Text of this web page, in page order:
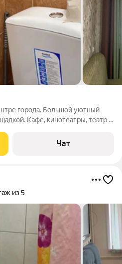
города. Большой уютный
Кафе, кинотеатры, театр ,
все необходимое для
утюг,
Чат
из 5